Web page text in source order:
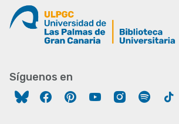
Síguenos en
FacebookPinterestYouTubeInstagram
Spotify